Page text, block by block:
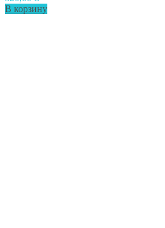
В корзину